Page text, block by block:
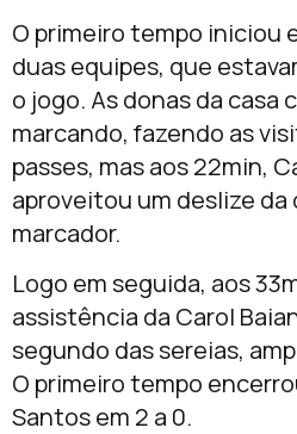
O primeiro tempo iniciou
duas equipes, que
o jogo. As donas da casa
marcando, fazendo as
passes, mas aos 22min,
aproveitou um deslize da
marcador.
Logo em seguida, aos
assistência da Carol
segundo das sereias,
O primeiro tempo
Santos em 2 a 0.